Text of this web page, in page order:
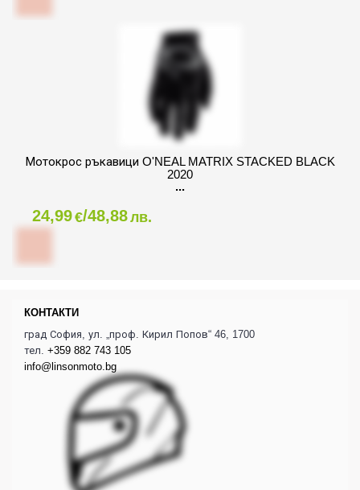
Мотокрос ръкавици O'NEAL MATRIX STACKED BLACK
2020
24,99€/48,88лв.
КОНТАКТИ
град София, ул. „проф. Кирил Попов“ 46, 1700
тел. +359 882 743 105
info@linsonmoto.bg